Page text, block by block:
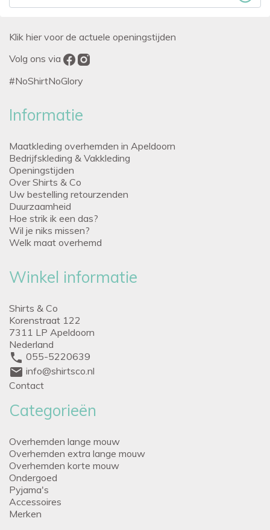
Klik hier voor de actuele openingstijden
Volg ons via
#NoShirtNoGlory
Informatie
Maatkleding overhemden in Apeldoorn
Bedrijfskleding & Vakkleding
Openingstijden
Over Shirts & Co
Uw bestelling retourzenden
Duurzaamheid
Hoe strik ik een das?
Wil je niks missen?
Welk maat overhemd
Winkel informatie
Shirts & Co
Korenstraat 122
7311 LP Apeldoorn
Nederland
phone 055-5220639
mail info@shirtsco.nl
Contact
Categorieën
Overhemden lange mouw
Overhemden extra lange mouw
Overhemden korte mouw
Ondergoed
Pyjama's
Accessoires
Merken